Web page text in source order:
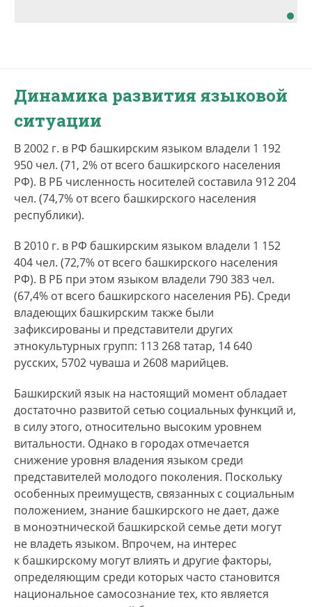
Динамика развития языковой
ситуации
В 2002 г. в РФ башкирским языком владели 1 192
950 чел. (71, 2% от всего башкирского населения
РФ). В РБ численность носителей составила 912 204
чел. (74,7% от всего башкирского населения
республики).
В 2010 г. в РФ башкирским языком владели 1 152
404 чел. (72,7% от всего башкирского населения
РФ). В РБ при этом языком владели 790 383 чел.
(67,4% от всего башкирского населения РБ). Среди
владеющих башкирским также были
зафиксированы и представители других
этнокультурных групп: 113 268 татар, 14 640
русских, 5702 чуваша и 2608 марийцев.
Башкирский язык на настоящий момент обладает
достаточно развитой сетью социальных функций и,
в силу этого, относительно высоким уровнем
витальности. Однако в городах отмечается
снижение уровня владения языком среди
представителей молодого поколения. Поскольку
особенных преимуществ, связанных с социальным
положением, знание башкирского не дает, даже
в моноэтнической башкирской семье дети могут
не владеть языком. Впрочем, на интерес
к башкирскому могут влиять и другие факторы,
определяющим среди которых часто становится
национальное самосознание тех, кто является